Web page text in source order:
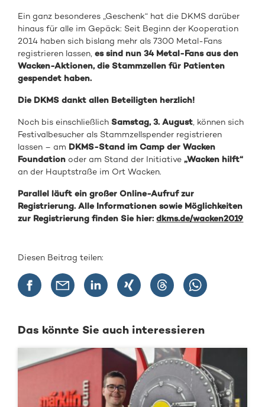
Ein ganz besonderes „Geschenk“ hat die DKMS darüber
hinaus für alle im Gepäck: Seit Beginn der Kooperation
2014 haben sich bislang mehr als 7300 Metal-Fans
registrieren lassen,es sind nun 34 Metal-Fans aus den
Wacken-Aktionen, die Stammzellen für Patienten
gespendet haben.
Die DKMS dankt allen Beteiligten herzlich!
Noch bis einschließlichSamstag, 3. August, können sich
Festivalbesucher als Stammzellspender registrieren
lassen – am DKMS-Stand im Camp der Wacken
Foundation oder am Stand der Initiative„Wacken hilft“
an der Hauptstraße im Ort Wacken.
Parallel läuft ein großer Online-Aufruf zur
Registrierung. Alle Informationen sowie Möglichkeiten
zur Registrierung finden Sie hier:dkms.de/wacken2019
Diesen Beitrag teilen:
Das könnte Sie auch interessieren